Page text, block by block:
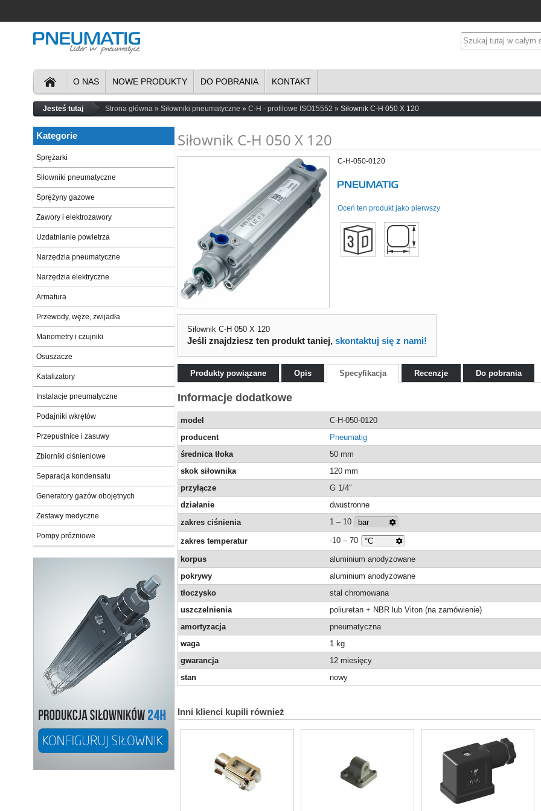
O NAS NOWE PRODUKTY DO POBRANIA KONTAKT
Jesteś tutaj Strona główna Siłowniki pneumatyczne C-H - profilowe ISO15552 Siłownik C-H 050 X 120
Siłownik C-H 050 X 120
C-H-050-0120
Oceń ten produkt jako pierwszy
Siłownik C-H 050 X 120
Jeśli znajdziesz ten produkt taniej,skontaktuj się z nami!
Produkty powiązane Opis Specyfikacja Recenzje Do pobrania
Informacje dodatkowe
model
C-H-050-0120
producent
Pneumatig
średnica tłoka
50 mm
skok siłownika
120 mm
przyłącze
G 1/4″
działanie
dwustronne
zakres ciśnienia
1 – 10
zakres temperatur -10 – 70
korpus
aluminium anodyzowane
pokrywy
aluminium anodyzowane
tłoczysko
stal chromowana
uszczelnienia
poliuretan + NBR lub Viton (na zamówienie)
amortyzacja
pneumatyczna
waga
1 kg
gwarancja
12 miesięcy
stan
nowy
Inni klienci kupili również
Kategorie
Sprężarki
Siłowniki pneumatyczne
Sprężyny gazowe
Zawory i elektrozawory
Uzdatnianie powietrza
Narzędzia pneumatyczne
Narzędzia elektryczne
Armatura
Przewody, węże, zwijadła
Manometry i czujniki
Osuszacze
Katalizatory
Instalacje pneumatyczne
Podajniki wkrętów
Przepustnice i zasuwy
Zbiorniki ciśnieniowe
Separacja kondensatu
Generatory gazów obojętnych
Zestawy medyczne
Pompy próżniowe